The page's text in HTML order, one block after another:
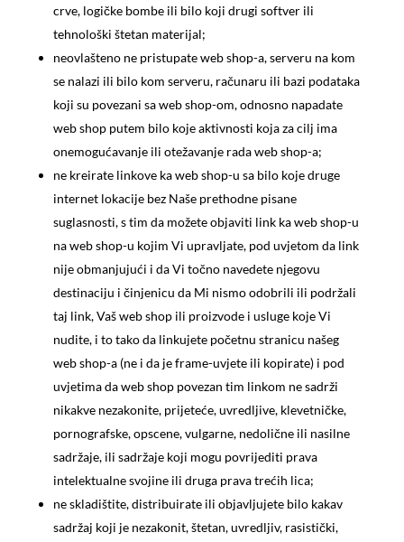
crve, logičke bombe ili bilo koji drugi softver ili
tehnološki štetan materijal;
neovlašteno ne pristupate web shop-a, serveru na kom
se nalazi ili bilo kom serveru, računaru ili bazi podataka
koji su povezani sa web shop-om, odnosno napadate
web shop putem bilo koje aktivnosti koja za cilj ima
onemogućavanje ili otežavanje rada web shop-a;
ne kreirate linkove ka web shop-u sa bilo koje druge
internet lokacije bez Naše prethodne pisane
suglasnosti, s tim da možete objaviti link ka web shop-u
na web shop-u kojim Vi upravljate, pod uvjetom da link
nije obmanjujući i da Vi točno navedete njegovu
destinaciju i činjenicu da Mi nismo odobrili ili podržali
taj link, Vaš web shop ili proizvode i usluge koje Vi
nudite, i to tako da linkujete početnu stranicu našeg
web shop-a (ne i da je frame-uvjete ili kopirate) i pod
uvjetima da web shop povezan tim linkom ne sadrži
nikakve nezakonite, prijeteće, uvredljive, klevetničke,
pornografske, opscene, vulgarne, nedolične ili nasilne
sadržaje, ili sadržaje koji mogu povrijediti prava
intelektualne svojine ili druga prava trećih lica;
ne skladištite, distribuirate ili objavljujete bilo kakav
sadržaj koji je nezakonit, štetan, uvredljiv, rasistički,